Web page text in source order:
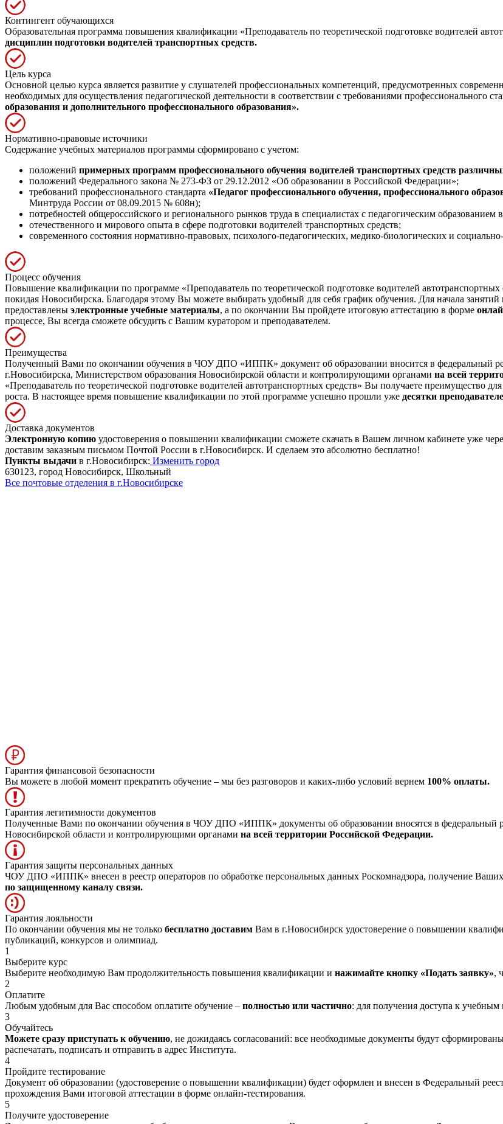
Контингент обучающихся
Образовательная программа повышения квалификации «Преподаватель по теоретической подготовке водителей
дисциплин подготовки водителей транспортных средств.
Цель курса
Основной целью курса является развитие у слушателей профессиональных компетенций, предусмотренных
необходимых для осуществления педагогической деятельности в соответствии с требованиями профессионального
образования и дополнительного профессионального образования».
Нормативно-правовые источники
Содержание учебных материалов программы сформировано с учетом:
положений примерных программ профессионального обучения водителей транспортных средств
положений Федерального закона № 273-ФЗ от 29.12.2012 «Об образовании в Российской Федерации»;
требований профессионального стандарта «Педагог профессионального обучения, профессионального
Минтруда России от 08.09.2015 № 608н);
потребностей общероссийского и регионального рынков труда в специалистах с педагогическим образованием
отечественного и мирового опыта в сфере подготовки водителей транспортных средств;
современного состояния нормативно-правовых, психолого-педагогических, медико-биологических и
Процесс обучения
Повышение квалификации по программе «Преподаватель по теоретической подготовке водителей автотранспортных
покидая Новосибирска. Благодаря этому Вы можете выбирать удобный для себя график обучения. Для начала
предоставлены электронные учебные материалы, а по окончании Вы пройдете итоговую аттестацию в форме
процессе, Вы всегда сможете обсудить с Вашим куратором и преподавателем.
Преимущества
Полученный Вами по окончании обучения в ЧОУ ДПО «ИППК» документ об образовании вносится в федеральный
г.Новосибирска, Министерством образования Новосибирской области и контролирующими органами на всей
«Преподаватель по теоретической подготовке водителей автотранспортных средств» Вы получаете преимущество
роста. В настоящее время повышение квалификации по этой программе успешно прошли уже десятки
Доставка документов
Электронную копию удостоверения о повышении квалификации сможете скачать в Вашем личном кабинете уже
доставим заказным письмом Почтой России в г.Новосибирск. И сделаем это абсолютно бесплатно!
Пункты выдачи в г.Новосибирск: Изменить город
630123, город Новосибирск, Школьный
Все почтовые отделения в г.Новосибирске
Гарантия финансовой безопасности
Вы можете в любой момент прекратить обучение – мы без разговоров и каких-либо условий вернем 100% оплаты.
Гарантия легитимности документов
Полученные Вами по окончании обучения в ЧОУ ДПО «ИППК» документы об образовании вносятся в федеральный
Новосибирской области и контролирующими органами на всей территории Российской Федерации.
Гарантия защиты персональных данных
ЧОУ ДПО «ИППК» внесен в реестр операторов по обработке персональных данных Роскомнадзора, получение Ваших
по защищенному каналу связи.
Гарантия лояльности
По окончании обучения мы не только бесплатно доставим Вам в г.Новосибирск удостоверение о повышении
публикаций, конкурсов и олимпиад.
1
Выберите курс
Выберите необходимую Вам продолжительность повышения квалификации и нажимайте кнопку «Подать заявку»,
2
Оплатите
Любым удобным для Вас способом оплатите обучение – полностью или частично: для получения доступа к учебным
3
Обучайтесь
Можете сразу приступать к обучению, не дожидаясь согласований: все необходимые документы будут
распечатать, подписать и отправить в адрес Института.
4
Пройдите тестирование
Документ об образовании (удостоверение о повышении квалификации) будет оформлен и внесен в Федеральный
прохождения Вами итоговой аттестации в форме онлайн-тестирования.
5
Получите удостоверение